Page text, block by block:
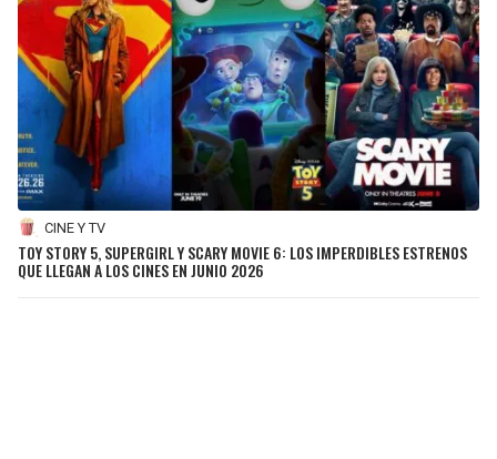
CINE Y TV
TOY STORY 5, SUPERGIRL Y SCARY MOVIE 6: LOS IMPERDIBLES ESTRENOS
QUE LLEGAN A LOS CINES EN JUNIO 2026